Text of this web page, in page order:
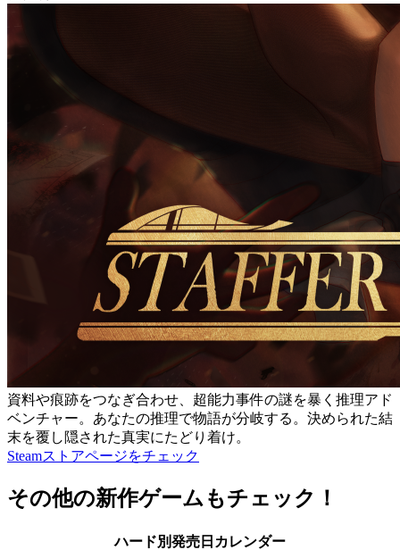
資料や痕跡をつなぎ合わせ、超能力事件の謎を暴く推理アド
ベンチャー。あなたの推理で物語が分岐する。決められた結
末を覆し隠された真実にたどり着け。
Steamストアページをチェック
その他の新作ゲームもチェック！
ハード別発売日カレンダー